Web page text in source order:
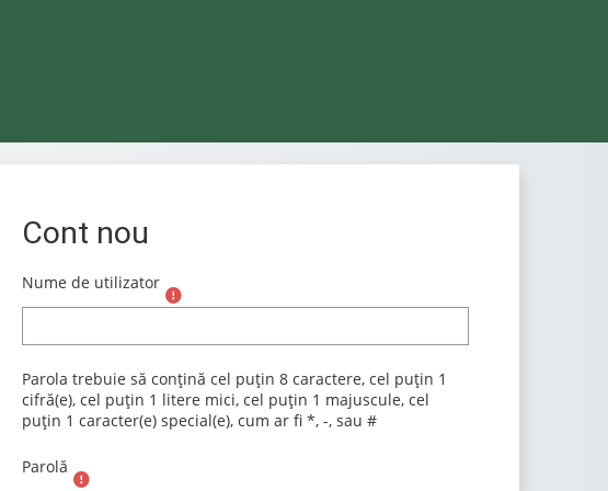
Cont nou
Nume de utilizator
Parola trebuie să conţină cel puţin 8 caractere, cel puţin 1
cifră(e), cel puţin 1 litere mici, cel puţin 1 majuscule, cel
puțin 1 caracter(e) special(e), cum ar fi *, -, sau #
Parolă